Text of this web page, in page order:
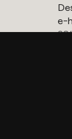
e-